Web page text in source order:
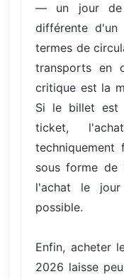
— un jour de
différente d'un
termes de
transports en
critique est la
Si le billet est
ticket,
sous forme de
l'achat le
possible.
Enfin, acheter
2026 laisse